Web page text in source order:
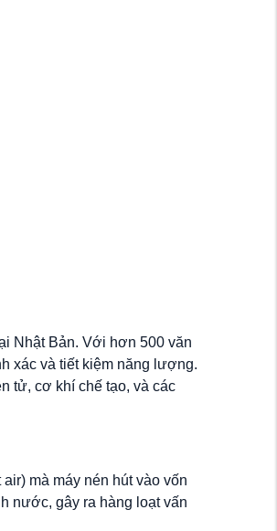
Nhật Bản. Với hơn 500 văn
xác và tiết kiệm năng lượng.
tử, cơ khí chế tạo, và các
mà máy nén hút vào vốn
nước, gây ra hàng loạt vấn